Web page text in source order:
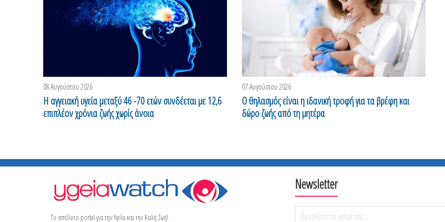
08 Αυγούστου 2026
H αγγειακή υγεία μεταξύ 46 -70 ετών συνδέεται με 12,6
επιπλέον χρόνια ζωής χωρίς άνοια
07 Αυγούστου 2026
Ο θηλασμός είναι η ιδανική τροφή για τα βρέφη και
δώρο ζωής από τη μητέρα
Το απόλυτο portal για την Υγεία και την Καλή Ζωή!
Newsletter